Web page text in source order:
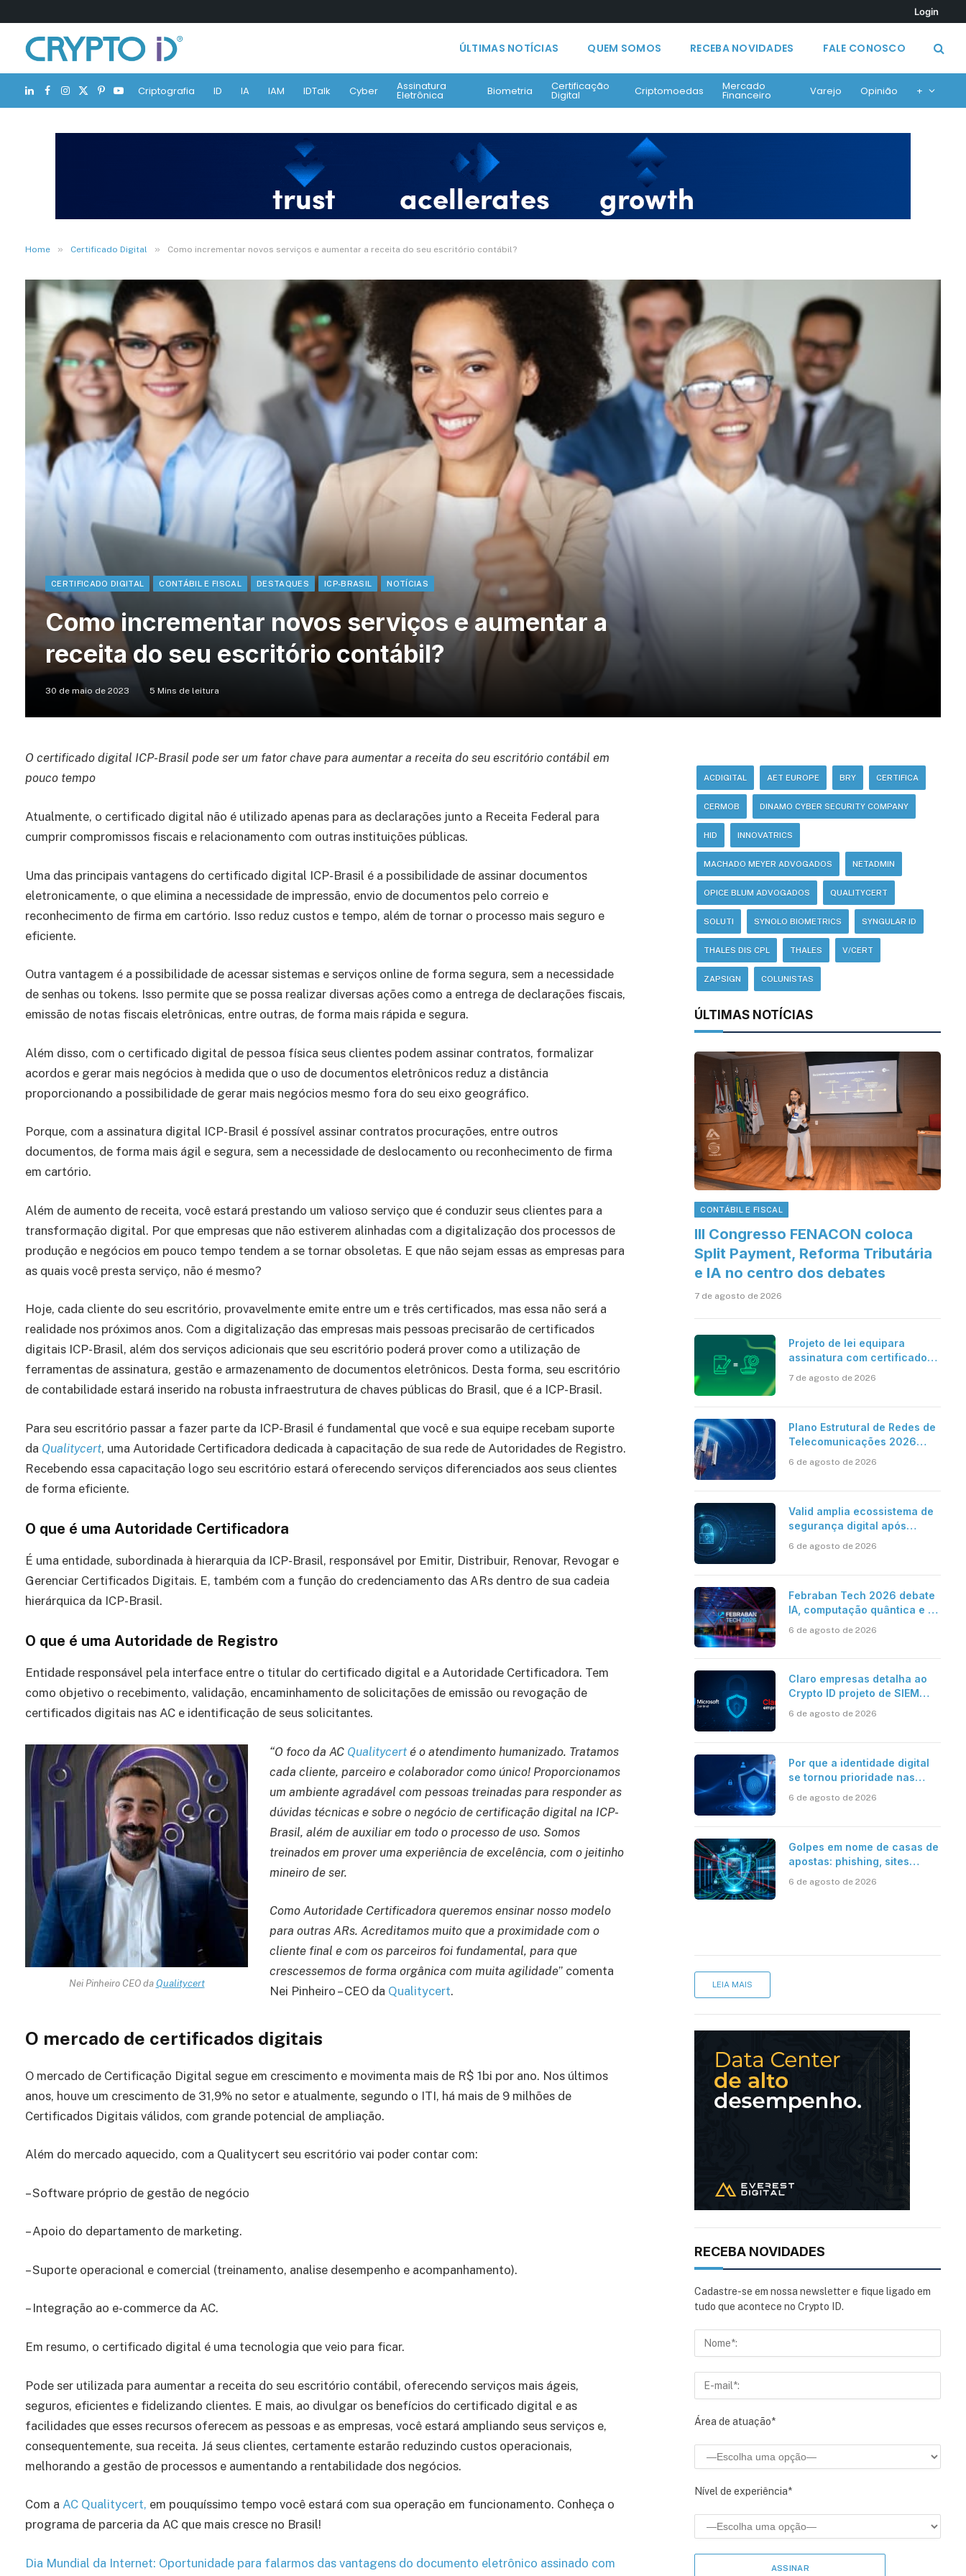
Login
ÚLTIMAS NOTÍCIAS QUEM SOMOS RECEBA NOVIDADES FALE CONOSCO
LinkedIn
Facebook
Instagram
X
(Twitter)
Pinterest
YouTubeCriptografia ID IA IAM IDTalk Cyber Assinatura
Eletrônica Biometria Certificação
Digital Criptomoedas Mercado
Financeiro Varejo Opinião +
Home » Certificado Digital » Como incrementar novos serviços e aumentar a receita do seu escritório contábil?
CERTIFICADO DIGITAL CONTÁBIL E FISCAL DESTAQUES ICP-BRASIL NOTÍCIAS
Como incrementar novos serviços e aumentar a
receita do seu escritório contábil?
30 de maio de 2023 5 Mins de leitura
O certificado digital ICP-Brasil pode ser um fator chave para aumentar a receita do seu escritório contábil em
pouco tempo
Atualmente, o certificado digital não é utilizado apenas para as declarações junto a Receita Federal para
cumprir compromissos fiscais e relacionamento com outras instituições públicas.
Uma das principais vantagens do certificado digital ICP-Brasil é a possibilidade de assinar documentos
eletronicamente, o que elimina a necessidade de impressão, envio de documentos pelo correio e
reconhecimento de firma em cartório. Isso reduz custos e tempo, além de tornar o processo mais seguro e
eficiente.
Outra vantagem é a possibilidade de acessar sistemas e serviços online de forma segura, sem a necessidade
de senhas ou tokens. Isso permite que se possa realizar diversas ações como a entrega de declarações fiscais,
emissão de notas fiscais eletrônicas, entre outras, de forma mais rápida e segura.
Além disso, com o certificado digital de pessoa física seus clientes podem assinar contratos, formalizar
acordos e gerar mais negócios à medida que o uso de documentos eletrônicos reduz a distância
proporcionando a possibilidade de gerar mais negócios mesmo fora do seu eixo geográfico.
Porque, com a assinatura digital ICP-Brasil é possível assinar contratos procurações, entre outros
documentos, de forma mais ágil e segura, sem a necessidade de deslocamento ou reconhecimento de firma
em cartório.
Além de aumento de receita, você estará prestando um valioso serviço que é conduzir seus clientes para a
transformação digital. Por que empresas que não estiverem alinhadas com a digitalização dos processos de
produção e negócios em pouco tempo tendem a se tornar obsoletas. E que não sejam essas as empresas para
as quais você presta serviço, não é mesmo?
Hoje, cada cliente do seu escritório, provavelmente emite entre um e três certificados, mas essa não será a
realidade nos próximos anos. Com a digitalização das empresas mais pessoas precisarão de certificados
digitais ICP-Brasil, além dos serviços adicionais que seu escritório poderá prover como a utilização de
ferramentas de assinatura, gestão e armazenamento de documentos eletrônicos. Desta forma, seu escritório
de contabilidade estará inserido na robusta infraestrutura de chaves públicas do Brasil, que é a ICP-Brasil.
Para seu escritório passar a fazer parte da ICP-Brasil é fundamental que você e sua equipe recebam suporte
da Qualitycert, uma Autoridade Certificadora dedicada à capacitação de sua rede de Autoridades de Registro.
Recebendo essa capacitação logo seu escritório estará oferecendo serviços diferenciados aos seus clientes
de forma eficiente.
O que é uma Autoridade Certificadora
É uma entidade, subordinada à hierarquia da ICP-Brasil, responsável por Emitir, Distribuir, Renovar, Revogar e
Gerenciar Certificados Digitais. E, também com a função do credenciamento das ARs dentro de sua cadeia
hierárquica da ICP-Brasil.
O que é uma Autoridade de Registro
Entidade responsável pela interface entre o titular do certificado digital e a Autoridade Certificadora. Tem
como objetivo o recebimento, validação, encaminhamento de solicitações de emissão ou revogação de
certificados digitais nas AC e identificação de seus solicitantes.
Nei Pinheiro CEO daQualitycert
“O foco da AC Qualitycert é o atendimento humanizado. Tratamos
cada cliente, parceiro e colaborador como único! Proporcionamos
um ambiente agradável com pessoas treinadas para responder as
dúvidas técnicas e sobre o negócio de certificação digital na ICP-
Brasil, além de auxiliar em todo o processo de uso. Somos
treinados em prover uma experiência de excelência, com o jeitinho
mineiro de ser.
Como Autoridade Certificadora queremos ensinar nosso modelo
para outras ARs. Acreditamos muito que a proximidade com o
cliente final e com os parceiros foi fundamental, para que
crescessemos de forma orgânica com muita agilidade” comenta
Nei Pinheiro – CEO da Qualitycert.
O mercado de certificados digitais
O mercado de Certificação Digital segue em crescimento e movimenta mais de R$ 1bi por ano. Nos últimos
anos, houve um crescimento de 31,9% no setor e atualmente, segundo o ITI, há mais de 9 milhões de
Certificados Digitais válidos, com grande potencial de ampliação.
Além do mercado aquecido, com a Qualitycert seu escritório vai poder contar com:
– Software próprio de gestão de negócio
– Apoio do departamento de marketing.
– Suporte operacional e comercial (treinamento, analise desempenho e acompanhamento).
– Integração ao e-commerce da AC.
Em resumo, o certificado digital é uma tecnologia que veio para ficar.
Pode ser utilizada para aumentar a receita do seu escritório contábil, oferecendo serviços mais ágeis,
seguros, eficientes e fidelizando clientes. E mais, ao divulgar os benefícios do certificado digital e as
facilidades que esses recursos oferecem as pessoas e as empresas, você estará ampliando seus serviços e,
consequentemente, sua receita. Já seus clientes, certamente estarão reduzindo custos operacionais,
melhorando a gestão de processos e aumentando a rentabilidade dos negócios.
Com a AC Qualitycert, em pouquíssimo tempo você estará com sua operação em funcionamento. Conheça o
programa de parceria da AC que mais cresce no Brasil!
Dia Mundial da Internet: Oportunidade para falarmos das vantagens do documento eletrônico assinado com
ACDIGITAL AET EUROPE BRY CERTIFICA
CERMOB DINAMO CYBER SECURITY COMPANY
HID INNOVATRICS
MACHADO MEYER ADVOGADOS NETADMIN
OPICE BLUM ADVOGADOS QUALITYCERT
SOLUTI SYNOLO BIOMETRICS SYNGULAR ID
THALES DIS CPL THALES V/CERT
ZAPSIGN COLUNISTAS
ÚLTIMAS NOTÍCIAS
CONTÁBIL E FISCAL
III Congresso FENACON coloca
Split Payment, Reforma Tributária
e IA no centro dos debates
7 de agosto de 2026
Projeto de lei equipara
assinatura com certificado
reconhecimento de firma em
7 de agosto de 2026
Plano Estrutural de Redes de
Telecomunicações 2026
móvel, mas mantém desafio
6 de agosto de 2026
Valid amplia ecossistema de
segurança digital após
6 de agosto de 2026
Febraban Tech 2026 debate
IA, computação quântica e os
bancária
6 de agosto de 2026
Claro empresas detalha ao
Crypto ID projeto de SIEM
resposta automatizada
6 de agosto de 2026
Por que a identidade digital
se tornou prioridade nas
6 de agosto de 2026
Golpes em nome de casas de
apostas: phishing, sites
6 de agosto de 2026
LEIA MAIS
RECEBA NOVIDADES
Cadastre-se em nossa newsletter e fique ligado em
tudo que acontece no Crypto ID.
Área de atuação*
Nível de experiência*